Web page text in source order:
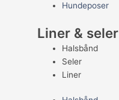
Hundeposer
Liner & seler
Halsbånd
Seler
Liner